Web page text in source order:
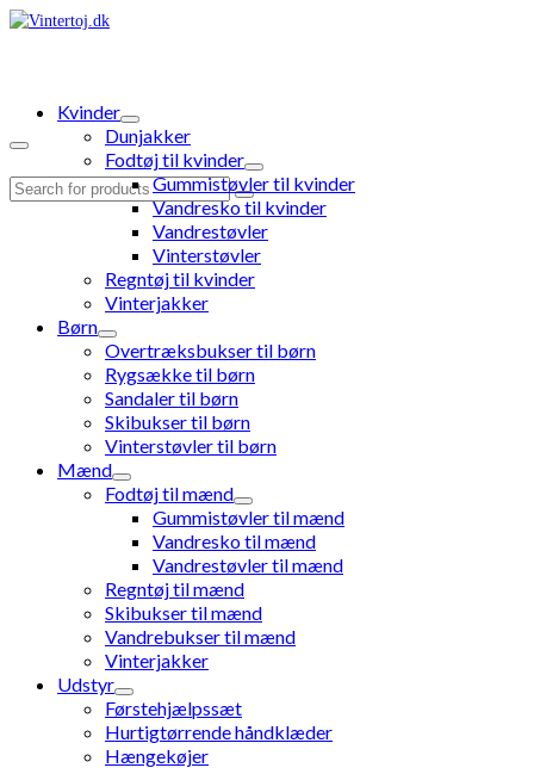
Search
Kvinder
Dunjakker
Fodtøj til kvinder
Gummistøvler til kvinder
Vandresko til kvinder
Vandrestøvler
Vinterstøvler
Regntøj til kvinder
Vinterjakker
Børn
Overtræksbukser til børn
Rygsække til børn
Sandaler til børn
Skibukser til børn
Vinterstøvler til børn
Mænd
Fodtøj til mænd
Gummistøvler til mænd
Vandresko til mænd
Vandrestøvler til mænd
Regntøj til mænd
Skibukser til mænd
Vandrebukser til mænd
Vinterjakker
Udstyr
Førstehjælpssæt
Hurtigtørrende håndklæder
Hængekøjer